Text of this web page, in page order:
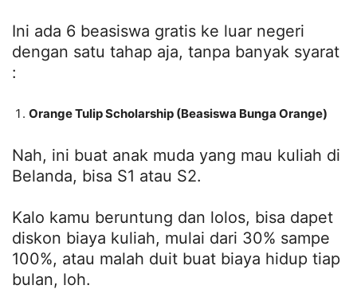
Ini ada 6 beasiswa gratis ke luar negeri
dengan satu tahap aja, tanpa banyak syarat
:
Orange Tulip Scholarship (Beasiswa Bunga Orange)
Nah, ini buat anak muda yang mau kuliah di
Belanda, bisa S1 atau S2.
Kalo kamu beruntung dan lolos, bisa dapet
diskon biaya kuliah, mulai dari 30% sampe
100%, atau malah duit buat biaya hidup tiap
bulan, loh.